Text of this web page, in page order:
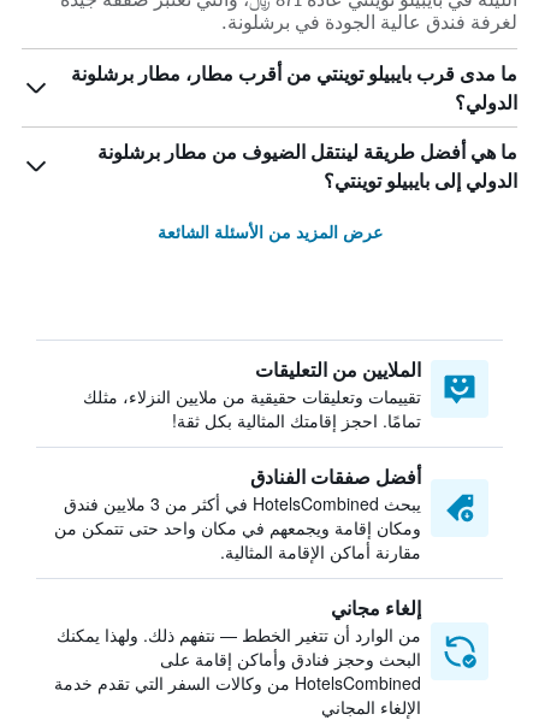
لغرفة فندق عالية الجودة في برشلونة.
ما مدى قرب بايبيلو توينتي من أقرب مطار، مطار برشلونة
الدولي؟
ما هي أفضل طريقة لينتقل الضيوف من مطار برشلونة
الدولي إلى بايبيلو توينتي؟
عرض المزيد من الأسئلة الشائعة
الملايين من التعليقات
تقييمات وتعليقات حقيقية من ملايين النزلاء، مثلك
تمامًا. احجز إقامتك المثالية بكل ثقة!
أفضل صفقات الفنادق
يبحث HotelsCombined في أكثر من 3 ملايين فندق
ومكان إقامة ويجمعهم في مكان واحد حتى تتمكن من
مقارنة أماكن الإقامة المثالية.
إلغاء مجاني
من الوارد أن تتغير الخطط — نتفهم ذلك. ولهذا يمكنك
البحث وحجز فنادق وأماكن إقامة على
HotelsCombined من وكالات السفر التي تقدم خدمة
الإلغاء المجاني